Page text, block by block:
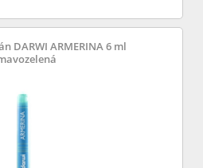
DARWI ARMERINA 6 ml